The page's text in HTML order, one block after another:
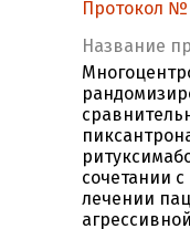
Протокол №
Название
сочетании
лечении